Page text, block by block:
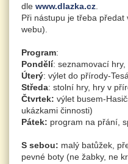
dle www.dlazka.cz
Při nástupu je třeba
webu).
Program:
Pondělí: seznamovací
Úterý: výlet do přírody-
Středa: stolní hry, hry v
Čtvrtek: výlet busem-
ukázkami činnosti)
Pátek: program na přání,
S sebou: malý batůžek,
pevné boty (ne žabky, ne